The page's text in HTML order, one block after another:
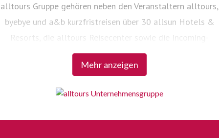
Mehr anzeigen
alltours Gruppe gehören neben den Veranstaltern alltours,
byebye und a&b kurzfristreisen über 30 allsun Hotels &
Resorts, die alltours Reisecenter sowie die Incoming-
Agenturen Viajes allsun in Spanien und alltours travel
service in der Türkei.
alles. aber günstig.